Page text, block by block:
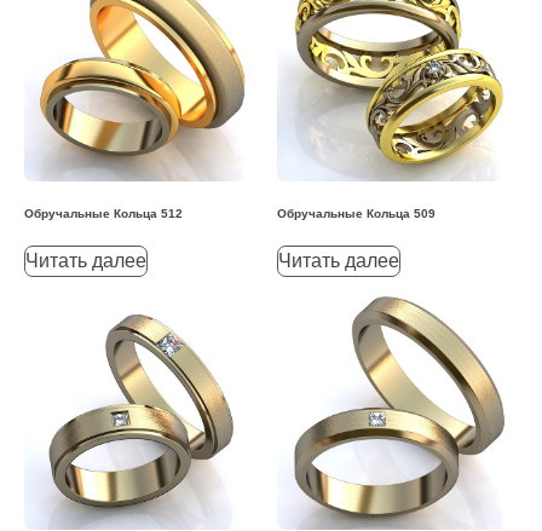
Обручальные Кольца 512
Читать далее
Обручальные Кольца 509
Читать далее